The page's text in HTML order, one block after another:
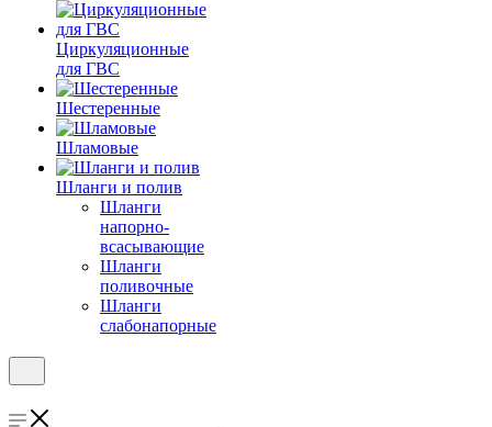
Циркуляционные
для ГВС
Шестеренные
Шламовые
Шланги и полив
Шланги
напорно-
всасывающие
Шланги
поливочные
Шланги
слабонапорные